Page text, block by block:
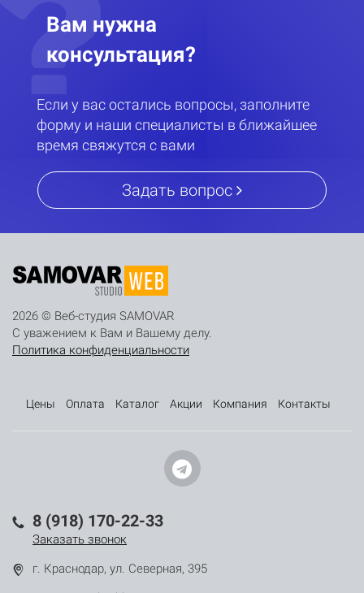
Вам нужна
консультация?
Если у вас остались вопросы, заполните
форму и наши специалисты в ближайшее
время свяжутся с вами
Задать вопрос
2026 © Веб-студия SAMOVAR
С уважением к Вам и Вашему делу.
Политика конфиденциальности
Цены Оплата Каталог Акции Компания Контакты
8 (918) 170-22-33
Заказать звонок
г. Краснодар, ул. Северная, 395